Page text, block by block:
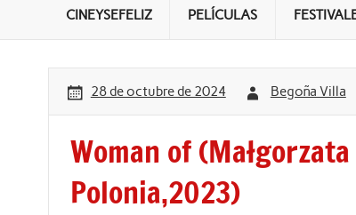
CINEYSEFELIZ PELÍCULAS
28 de octubre de 2024 Begoña Villa
Woman of
Polonia,2023)